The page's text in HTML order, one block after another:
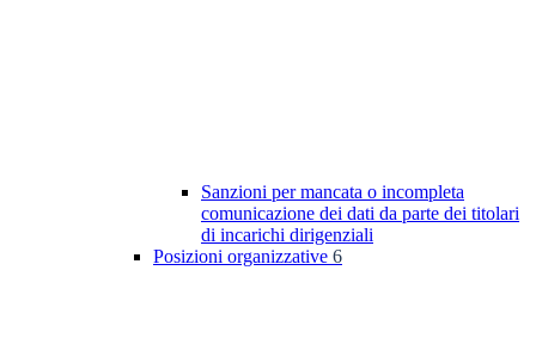
Sanzioni per mancata o incompleta
comunicazione dei dati da parte dei titolari
di incarichi dirigenziali
Posizioni organizzative 6